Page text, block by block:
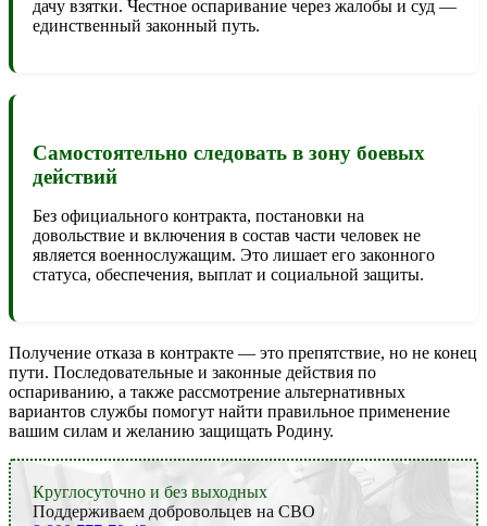
дачу взятки. Честное оспаривание через жалобы и суд —
единственный законный путь.
Самостоятельно следовать в зону боевых
действий
Без официального контракта, постановки на
довольствие и включения в состав части человек не
является военнослужащим. Это лишает его законного
статуса, обеспечения, выплат и социальной защиты.
Получение отказа в контракте — это препятствие, но не конец
пути. Последовательные и законные действия по
оспариванию, а также рассмотрение альтернативных
вариантов службы помогут найти правильное применение
вашим силам и желанию защищать Родину.
Круглосуточно и без выходных
Поддерживаем добровольцев на СВО